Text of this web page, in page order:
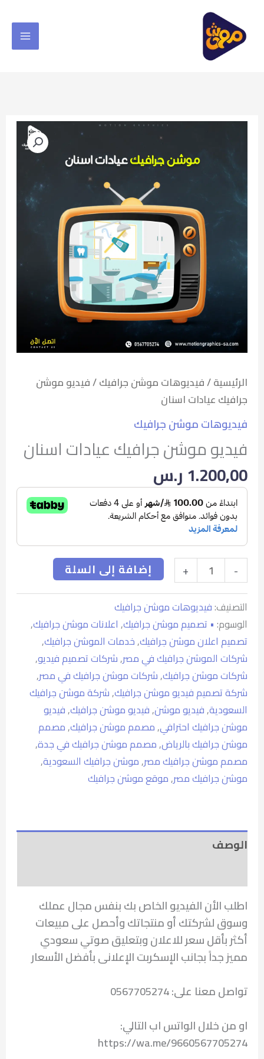
المحتوى
الرئيسية/فيديوهات موشن جرافيك/ فيديو موشن
جرافيك عيادات اسنان
فيديوهات موشن جرافيك
فيديو موشن جرافيك عيادات اسنان
1.200,00ر.س
-
موشن
جرافيك
عيادات
اسنان
+ إضافة إلى السلة
التصنيف:فيديوهات موشن جرافيك
الوسوم: • تصميم موشن جرافيك, اعلانات موشن جرافيك,
تصميم اعلان موشن جرافيك,خدمات الموشن جرافيك,
شركات الموشن جرافيك في مصر,شركات تصميم فيديو,
شركات موشن جرافيك,شركات موشن جرافيك في مصر,
شركة تصميم فيديو موشن جرافيك,شركة موشن جرافيك
السعودية,فيديو موشن,فيديو موشن جرافيك,فيديو
موشن جرافيك احترافي,مصمم موشن جرافيك,مصمم
موشن جرافيك بالرياض,مصمم موشن جرافيك في جدة,
مصمم موشن جرافيك مصر,موشن جرافيك السعودية,
موشن جرافيك مصر,موقع موشن جرافيك
الوصف
اطلب الأن الفيديو الخاص بك بنفس مجال عملك
وسوق لشركتك أو منتجاتك وأحصل على مبيعات
أكثر بأقل سعر للاعلان وبتعليق صوتي سعودي
مميز جداً بجانب الإسكربت الإعلانى بأفضل الأسعار
تواصل معنا على: 0567705274
او من خلال الواتس اب التالي:
https://wa.me/9660567705274